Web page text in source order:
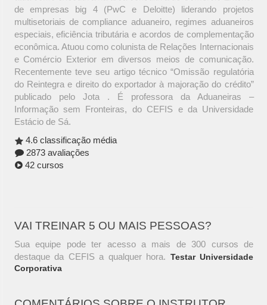
de empresas big 4 (PwC e Deloitte) liderando projetos
multisetoriais de compliance aduaneiro, regimes aduaneiros
especiais, eficiência tributária e acordos de complementação
econômica. Atuou como colunista de Relações Internacionais
e Comércio Exterior em diversos meios de comunicação.
Recentemente teve seu artigo técnico “Omissão regulatória
do Reintegra e direito do exportador à majoração do crédito”
publicado pelo Jota . É professora da Aduaneiras –
Informação sem Fronteiras, do CEFIS e da Universidade
Estácio de Sá.
4.6 classificação média
2873 avaliações
42 cursos
VAI TREINAR 5 OU MAIS PESSOAS?
Sua equipe pode ter acesso a mais de 300 cursos de
destaque da CEFIS a qualquer hora. Testar Universidade
Corporativa